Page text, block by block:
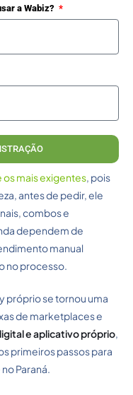
a Wabiz?
mais exigentes, pois
antes de pedir, ele
combos e
dependem de
manual
no processo.
próprio se tornou uma
de marketplaces e
e aplicativo próprio,
primeiros passos para
Paraná.